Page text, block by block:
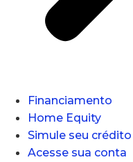
Financiamento
Home Equity
Simule seu crédito
Acesse sua conta